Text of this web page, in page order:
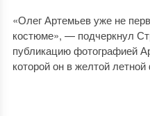
«Олег Артемьев уже не
костюме», — подчеркнул
публикацию фотографией
которой он в желтой